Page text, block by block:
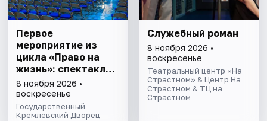
Первое
мероприятие из
цикла «Право на
жизнь»: спектакль
для семейного
просмотра
«Запретный плод»
8 ноября 2026 •
воскресенье
Государственный
Кремлевский Дворец
Служебный роман
8 ноября 2026 •
воскресенье
Театральный центр «На
Страстном» & Центр На
Страстном & ТЦ на
Страстном